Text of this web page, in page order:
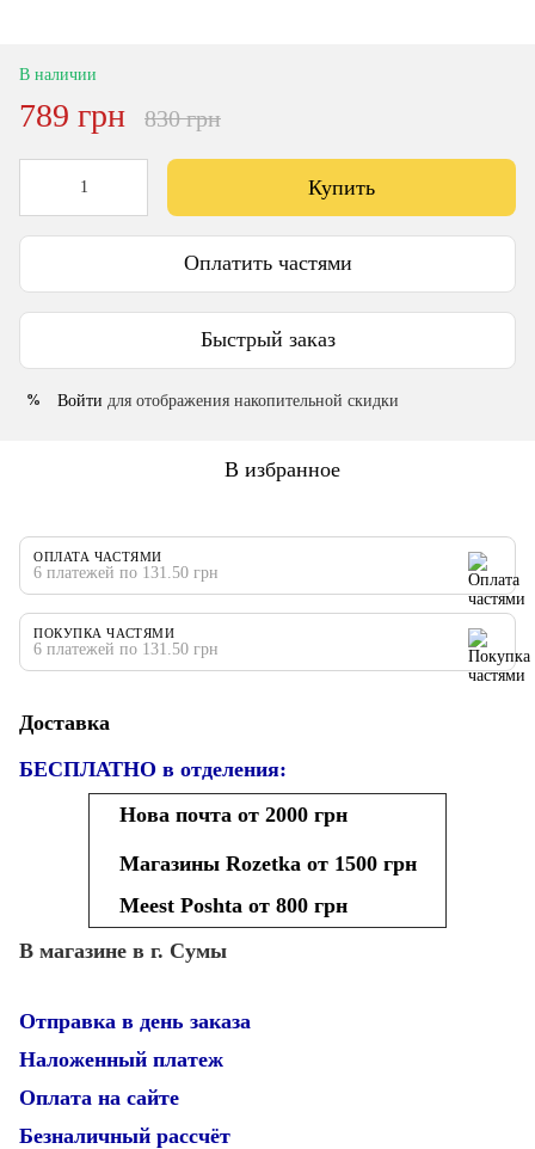
В наличии
789 грн 830 грн
Купить
Оплатить частями
Быстрый заказ
% Войти для отображения накопительной скидки
В избранное
ОПЛАТА ЧАСТЯМИ
6 платежей по 131.50 грн
ПОКУПКА ЧАСТЯМИ
6 платежей по 131.50 грн
Доставка
БЕСПЛАТНО в отделения:
Нова почта от 2000 грн
Магазины Rozetka от 1500 грн
Meest Poshta от 800 грн
В магазине в г. Сумы
Отправка в день заказа
Наложенный платеж
Оплата на сайте
Безналичный рассчёт